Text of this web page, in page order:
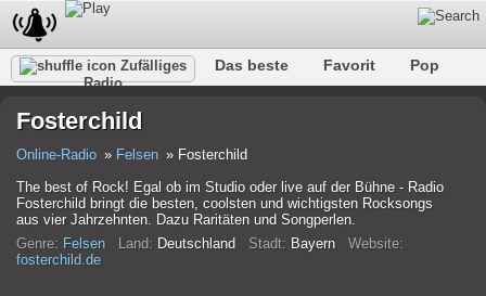
Zufälliges
Radio
Das beste Favorit
Pop
Rap
Trans
Fosterchild
Online-Radio Felsen
Fosterchild
The best of Rock! Egal ob im Studio oder live auf der Bühne - Radio
Fosterchild bringt die besten, coolsten und wichtigsten Rocksongs
aus vier Jahrzehnten. Dazu Raritäten und Songperlen.
Genre: Felsen Land: Deutschland Stadt: Bayern Website:
fosterchild.de